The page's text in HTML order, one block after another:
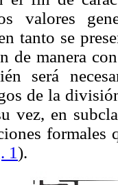
valores
tanto se
de manera
será
de la
vez, en
formales
1).